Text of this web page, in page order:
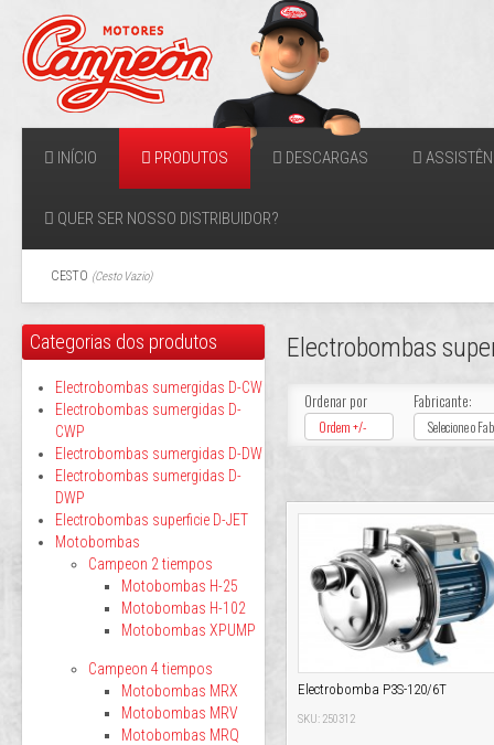
INÍCIO PRODUTOS DESCARGAS
QUER SER NOSSO DISTRIBUIDOR?
CESTO (Cesto Vazio)
Electrobombas
Ordenar por
Ordem +/-
Fabricante:
Selecione o
Electrobomba P3S-120/6T
SKU: 250312
Categorias dos produtos
Electrobombas sumergidas D-CW
Electrobombas sumergidas D-
CWP
Electrobombas sumergidas D-DW
Electrobombas sumergidas D-
DWP
Electrobombas superficie D-JET
Motobombas
Campeon 2 tiempos
Motobombas H-25
Motobombas H-102
Motobombas XPUMP
Campeon 4 tiempos
Motobombas MRX
Motobombas MRV
Motobombas MRQ